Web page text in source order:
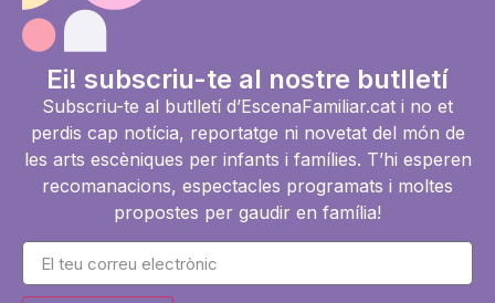
Ei! subscriu-te al nostre butlletí
Subscriu-te al butlletí d’EscenaFamiliar.cat i no et
perdis cap notícia, reportatge ni novetat del món de
les arts escèniques per infants i famílies. T’hi esperen
recomanacions, espectacles programats i moltes
propostes per gaudir en família!